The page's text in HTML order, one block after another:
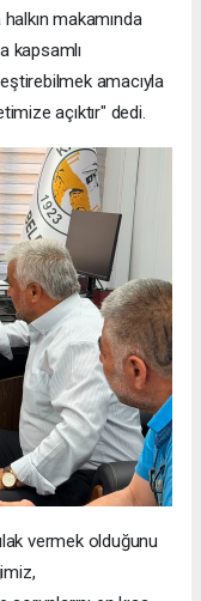
makamında
kapsamlı
amacıyla
açıktır" dedi.
vermek olduğunu